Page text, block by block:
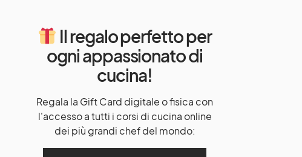
Il regalo perfetto per
ogni appassionato di
cucina!
Regala la Gift Card digitale o fisica con
l'accesso a tutti i corsi di cucina online
dei più grandi chef del mondo: